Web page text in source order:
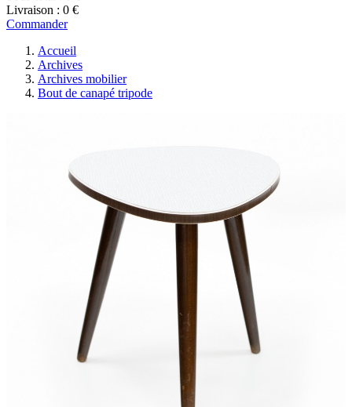
Livraison : 0 €
Commander
Accueil
Archives
Archives mobilier
Bout de canapé tripode